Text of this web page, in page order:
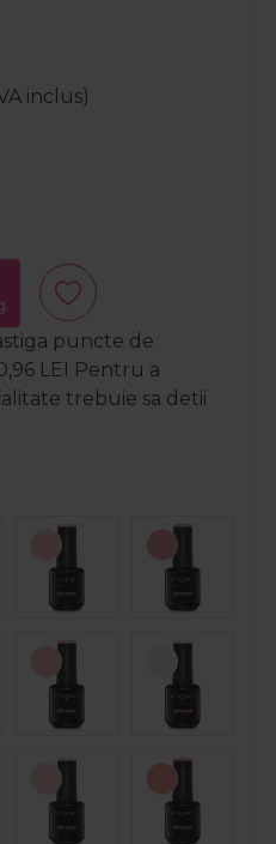
inclus)
puncte de
LEI Pentru a
trebuie sa detii